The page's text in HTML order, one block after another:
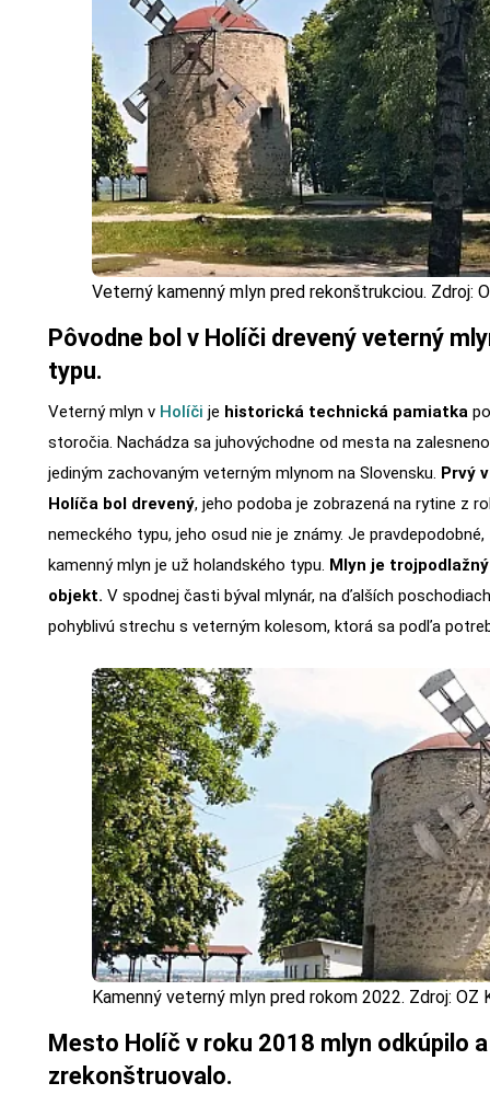
Veterný kamenný mlyn pred rekonštrukciou. Zdroj:
Pôvodne bol v Holíči drevený veterný
typu.
Veterný mlyn v Holíči je historická technická pamiatka
storočia. Nachádza sa juhovýchodne od mesta na
jediným zachovaným veterným mlynom na Slovensku. Prvý
Holíča bol drevený, jeho podoba je zobrazená na rytine z
nemeckého typu, jeho osud nie je známy. Je
kamenný mlyn je už holandského typu. Mlyn je
objekt. V spodnej časti býval mlynár, na ďalších
pohyblivú strechu s veterným kolesom, ktorá sa podľa
Kamenný veterný mlyn pred rokom 2022. Zdroj: OZ
Mesto Holíč v roku 2018 mlyn odkúpilo
zrekonštruovalo.